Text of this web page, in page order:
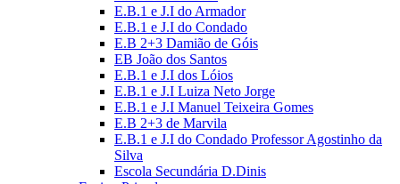
E.B.1 e J.I do Armador
E.B.1 e J.I do Condado
E.B 2+3 Damião de Góis
EB João dos Santos
E.B.1 e J.I dos Lóios
E.B.1 e J.I Luiza Neto Jorge
E.B.1 e J.I Manuel Teixeira Gomes
E.B 2+3 de Marvila
E.B.1 e J.I do Condado Professor Agostinho da
Silva
Escola Secundária D.Dinis